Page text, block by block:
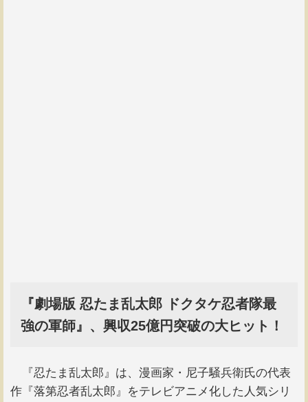
『劇場版 忍たま乱太郎 ドクタケ忍者隊最
強の軍師』、興収25億円突破の大ヒット！
『忍たま乱太郎』は、漫画家・尼子騒兵衛氏の代表
作『落第忍者乱太郎』をテレビアニメ化した人気シリ